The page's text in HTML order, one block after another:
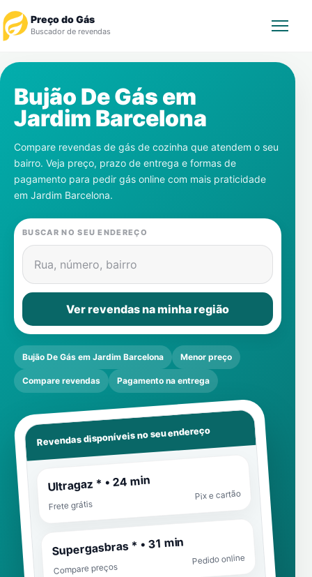
Preço do Gás
Buscador de revendas
Revendedor
Notícias
Cadastre-se
Gás
Contatos
Bujão De Gás em
Jardim Barcelona
Compare revendas de gás de cozinha que atendem o seu
bairro. Veja preço, prazo de entrega e formas de
pagamento para pedir gás online com mais praticidade
em Jardim Barcelona.
BUSCAR NO SEU ENDEREÇO
Rua, número, bairro
Ver revendas na minha região
Bujão De Gás em Jardim Barcelona Menor preço
Compare revendas Pagamento na entrega
Revendas disponíveis no seu endereço
Ultragaz * • 24 min
Frete grátis
Pix e cartão
Supergasbras * • 31 min
Compare preços
Pedido online